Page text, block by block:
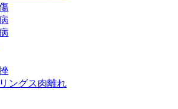
ングス肉離れ